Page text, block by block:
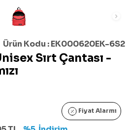
Ürün Kodu :EK000620EK-6S2
Sırt Çantası -
Fiyat Alarmı